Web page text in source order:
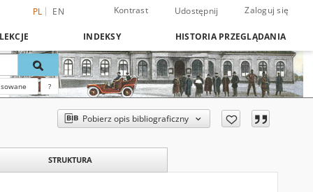
PL EN Kontrast Udostępnij Zaloguj się
INDEKSY HISTORIA PRZEGLĄDANIA
?
Pobierz opis bibliograficzny
STRUKTURA